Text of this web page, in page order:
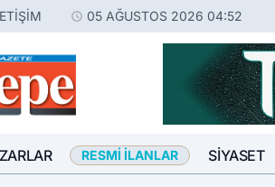
05 AĞUSTOS 2026 04:52
RESMI İLANLAR SIYASET